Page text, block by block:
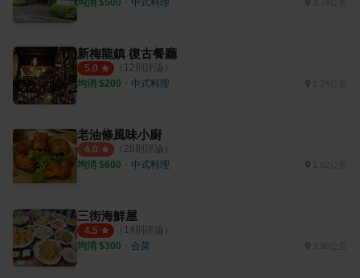
3.74公里
新梅龍鎮 復古餐廳
5.0 （ 12則評論）
均消 $200 ・ 中式料理 1.24公里
老油條風味小廚
4.0 （ 28則評論）
均消 $600 ・ 中式料理
三街海鮮屋
4.5 （ 14則評論）
均消 $300 ・ 合菜